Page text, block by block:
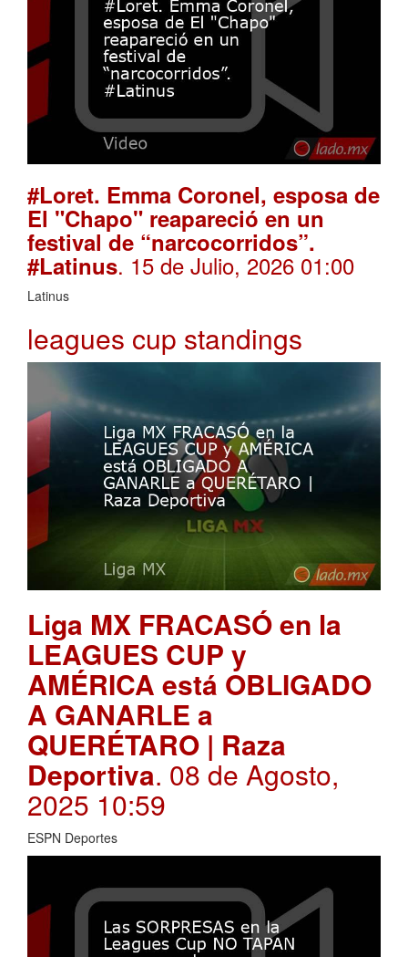
#Loret. Emma Coronel, esposa de
El "Chapo" reapareció en un
festival de “narcocorridos”.
#Latinus. 15 de Julio, 2026 01:00
Latinus
leagues cup standings
Liga MX FRACASÓ en la
LEAGUES CUP y
AMÉRICA está OBLIGADO
A GANARLE a
QUERÉTARO | Raza
Deportiva. 08 de Agosto,
2025 10:59
ESPN Deportes